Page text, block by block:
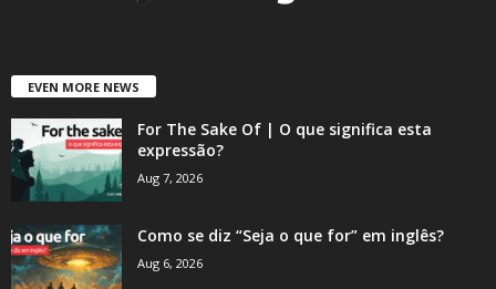
EVEN MORE NEWS
For The Sake Of | O que significa esta
expressão?
Aug 7, 2026
Como se diz “Seja o que for” em inglês?
Aug 6, 2026